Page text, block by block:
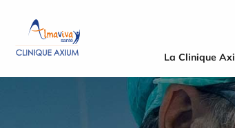
La Clinique